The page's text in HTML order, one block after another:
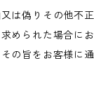
は偽りその他不
められた場合に
の旨をお客様に